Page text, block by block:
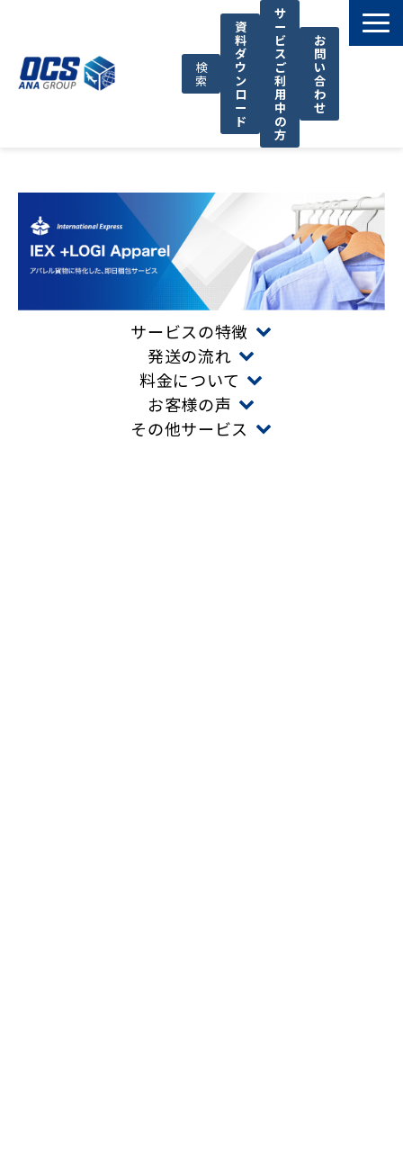
検
索
資
料
ダ
ウ
ン
ロ
ー
ド
サ
ー
ビ
ス
ご
利
用
中
の
方
お
問
い
合
わ
せ
OCSが選ばれる理由
お役立ち情報
OCSについて
お知らせ
サービスの特徴
発送の流れ
料金について
お客様の声
その他サービス